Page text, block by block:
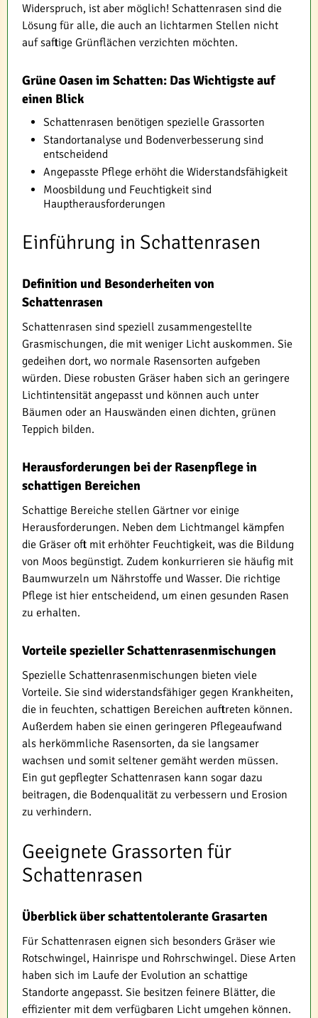
Widerspruch, ist aber möglich! Schattenrasen sind die
Lösung für alle, die auch an lichtarmen Stellen nicht
auf saftige Grünflächen verzichten möchten.
Grüne Oasen im Schatten: Das Wichtigste auf
einen Blick
Schattenrasen benötigen spezielle Grassorten
Standortanalyse und Bodenverbesserung sind
entscheidend
Angepasste Pflege erhöht die Widerstandsfähigkeit
Moosbildung und Feuchtigkeit sind
Hauptherausforderungen
Einführung in Schattenrasen
Definition und Besonderheiten von
Schattenrasen
Schattenrasen sind speziell zusammengestellte
Grasmischungen, die mit weniger Licht auskommen. Sie
gedeihen dort, wo normale Rasensorten aufgeben
würden. Diese robusten Gräser haben sich an geringere
Lichtintensität angepasst und können auch unter
Bäumen oder an Hauswänden einen dichten, grünen
Teppich bilden.
Herausforderungen bei der Rasenpflege in
schattigen Bereichen
Schattige Bereiche stellen Gärtner vor einige
Herausforderungen. Neben dem Lichtmangel kämpfen
die Gräser oft mit erhöhter Feuchtigkeit, was die Bildung
von Moos begünstigt. Zudem konkurrieren sie häufig mit
Baumwurzeln um Nährstoffe und Wasser. Die richtige
Pflege ist hier entscheidend, um einen gesunden Rasen
zu erhalten.
Vorteile spezieller Schattenrasenmischungen
Spezielle Schattenrasenmischungen bieten viele
Vorteile. Sie sind widerstandsfähiger gegen Krankheiten,
die in feuchten, schattigen Bereichen auftreten können.
Außerdem haben sie einen geringeren Pflegeaufwand
als herkömmliche Rasensorten, da sie langsamer
wachsen und somit seltener gemäht werden müssen.
Ein gut gepflegter Schattenrasen kann sogar dazu
beitragen, die Bodenqualität zu verbessern und Erosion
zu verhindern.
Geeignete Grassorten für
Schattenrasen
Überblick über schattentolerante Grasarten
Für Schattenrasen eignen sich besonders Gräser wie
Rotschwingel, Hainrispe und Rohrschwingel. Diese Arten
haben sich im Laufe der Evolution an schattige
Standorte angepasst. Sie besitzen feinere Blätter, die
effizienter mit dem verfügbaren Licht umgehen können.